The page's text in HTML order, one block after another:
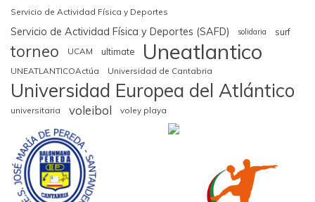
Servicio de Actividad Física y Deportes
Servicio de Actividad Física y Deportes (SAFD) solidaria surf
torneo UCAM ultimate Uneatlantico
UNEATLANTICOActúa Universidad de Cantabria
Universidad Europea del Atlántico
universitaria voleibol voley playa